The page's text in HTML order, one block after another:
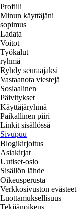
Profiili
Minun käyttäjäni
sopimus
Ladata
Voitot
Työkalut
ryhmä
Ryhdy seuraajaksi
Vastaanota viestejä
Sosiaalinen
Päivitykset
Käyttäjäryhmä
Paikallinen piiri
Linkit sisällössä
Sivupuu
Blogikirjoitus
Asiakirjat
Uutiset-osio
Sisällön lähde
Oikeusperusta
Verkkosivuston evästeet
Luottamuksellisuus